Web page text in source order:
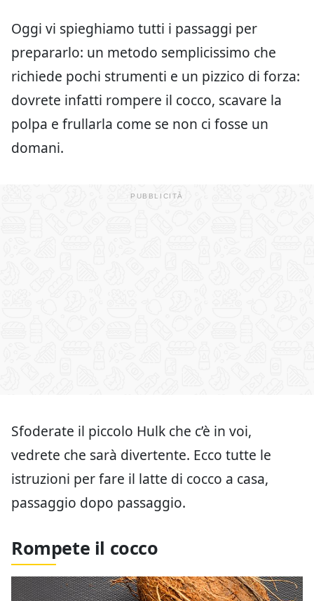
Oggi vi spieghiamo tutti i passaggi per
prepararlo: un metodo semplicissimo che
richiede pochi strumenti e un pizzico di forza:
dovrete infatti rompere il cocco, scavare la
polpa e frullarla come se non ci fosse un
domani.
Sfoderate il piccolo Hulk che c’è in voi,
vedrete che sarà divertente. Ecco tutte le
istruzioni per fare il latte di cocco a casa,
passaggio dopo passaggio.
Rompete il cocco